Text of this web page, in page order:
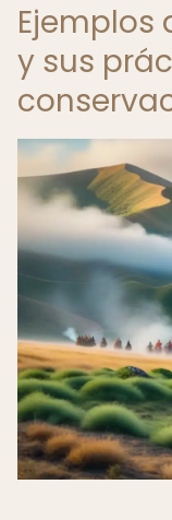
Ejemplos
y sus